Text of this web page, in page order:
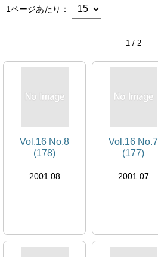
1ページあたり
1 / 2
Vol.16 No.8
(178)
2001.08
Vol.16 No.7
(177)
2001.07